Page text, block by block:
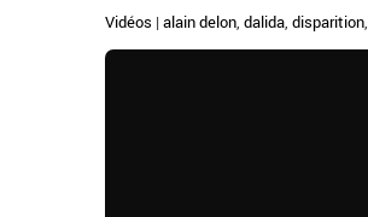
Vidéos | alain delon, dalida, disparition,